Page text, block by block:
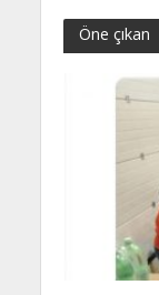
Öne çıkan